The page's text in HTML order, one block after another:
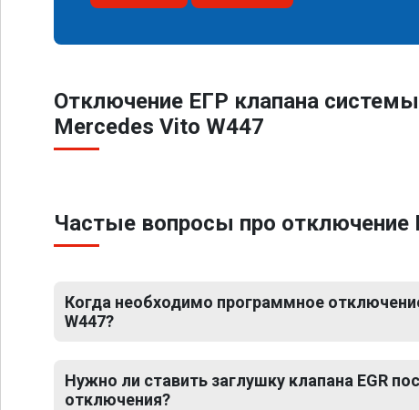
Отключение ЕГР клапана
Mercedes Vito W447
Частые вопросы про
Когда необходимо программное
W447?
Нужно ли ставить заглушку клапана EGR
отключения?